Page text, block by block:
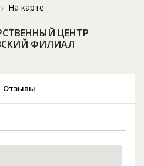
На карте
ЦЕНТР
ФИЛИАЛ
Отзывы